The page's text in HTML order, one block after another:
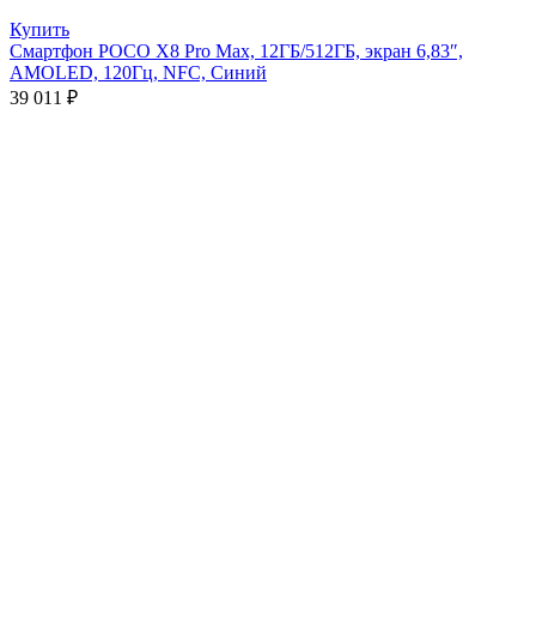
Купить
Смартфон POCO X8 Pro Max, 12ГБ/512ГБ, экран 6,83″,
AMOLED, 120Гц, NFC, Синий
39 011 ₽